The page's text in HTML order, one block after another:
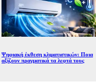
Ψηφιακή έκθεση κλιματιστικών: Ποια
αξίζουν πραγματικά τα λεφτά τους